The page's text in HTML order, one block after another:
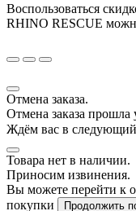
Воспользоваться
RHINO RESCUE
Отмена заказа.
Отмена заказа прошла
Ждём вас в следующий
Товара нет в наличии.
Приносим извинения.
Вы можете перейти к
покупки
Продолжить